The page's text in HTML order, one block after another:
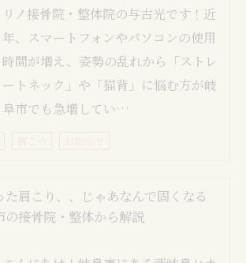
リノ接骨院・整体院の与古光です！近
年、スマートフォンやパソコンの使用
時間が増え、姿勢の乱れから「ストレ
ートネック」や「猫背」に悩む方が岐
阜市でも急増してい…
た肩こり、、じゃあなんで固くなる
の接骨院・整体から解説